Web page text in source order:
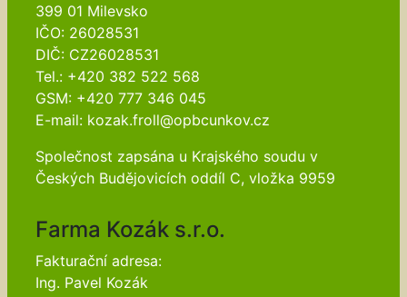
399 01 Milevsko
IČO: 26028531
DIČ: CZ26028531
Tel.: +420 382 522 568
GSM: +420 777 346 045
E-mail: kozak.froll@opbcunkov.cz
Společnost zapsána u Krajského soudu v
Českých Budějovicích oddíl C, vložka 9959
Farma Kozák s.r.o.
Fakturační adresa:
Ing. Pavel Kozák